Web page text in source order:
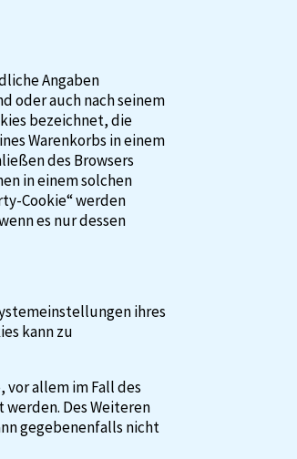
Angaben
oder auch nach seinem
bezeichnet, die
Warenkorbs in einem
des Browsers
in einem solchen
Cookie“ werden
es nur dessen
ihres
kann zu
vor allem im Fall des
Des Weiteren
gegebenenfalls nicht